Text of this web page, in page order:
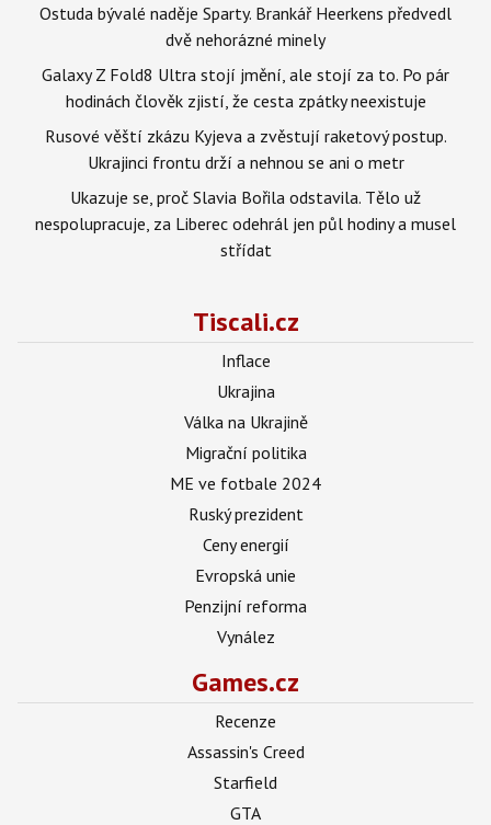
Ostuda bývalé naděje Sparty. Brankář Heerkens předvedl
dvě nehorázné minely
Galaxy Z Fold8 Ultra stojí jmění, ale stojí za to. Po pár
hodinách člověk zjistí, že cesta zpátky neexistuje
Rusové věští zkázu Kyjeva a zvěstují raketový postup.
Ukrajinci frontu drží a nehnou se ani o metr
Ukazuje se, proč Slavia Bořila odstavila. Tělo už
nespolupracuje, za Liberec odehrál jen půl hodiny a musel
střídat
Tiscali.cz
Inflace
Ukrajina
Válka na Ukrajině
Migrační politika
ME ve fotbale 2024
Ruský prezident
Ceny energií
Evropská unie
Penzijní reforma
Vynález
Games.cz
Recenze
Assassin's Creed
Starfield
GTA